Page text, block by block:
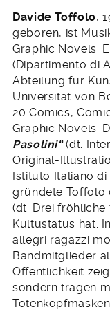
Davide Toffolo,
geboren, ist
Graphic Novels.
(Dipartimento di
Abteilung für
Universität von
20 Comics,
Graphic Novels.
Pasolini“(dt.
Original-
Istituto Italiano
gründete Toffolo
(dt. Drei fröhliche
Kultustatus hat.
allegri ragazzi
Bandmitglieder
Öffentlichkeit
sondern tragen